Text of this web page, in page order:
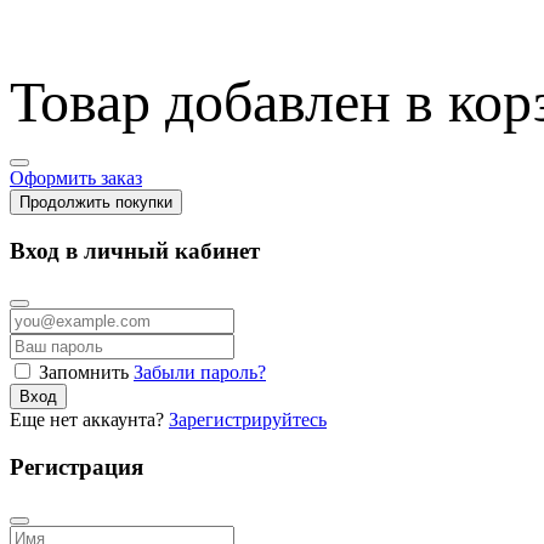
Товар добавлен в
Оформить заказ
Продолжить покупки
Вход в личный кабинет
Запомнить Забыли пароль?
Вход
Еще нет аккаунта? Зарегистрируйтесь
Регистрация